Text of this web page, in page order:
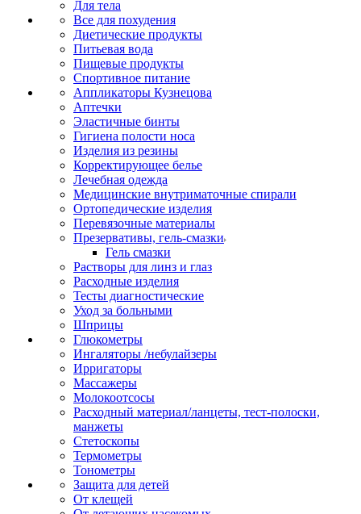
Для тела
Все для похудения
Диетические продукты
Питьевая вода
Пищевые продукты
Спортивное питание
Аппликаторы Кузнецова
Аптечки
Эластичные бинты
Гигиена полости носа
Изделия из резины
Корректирующее белье
Лечебная одежда
Медицинские внутриматочные спирали
Ортопедические изделия
Перевязочные материалы
Презервативы, гель-смазки
Гель смазки
Растворы для линз и глаз
Расходные изделия
Тесты диагностические
Уход за больными
Шприцы
Глюкометры
Ингаляторы /небулайзеры
Ирригаторы
Массажеры
Молокоотсосы
Расходный материал/ланцеты, тест-полоски,
манжеты
Стетоскопы
Термометры
Тонометры
Защита для детей
От клещей